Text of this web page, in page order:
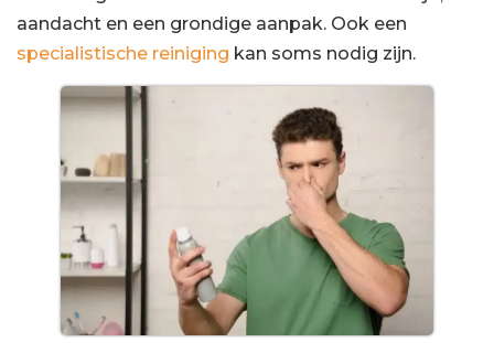
aandacht en een grondige aanpak. Ook een
specialistische reiniging kan soms nodig zijn.